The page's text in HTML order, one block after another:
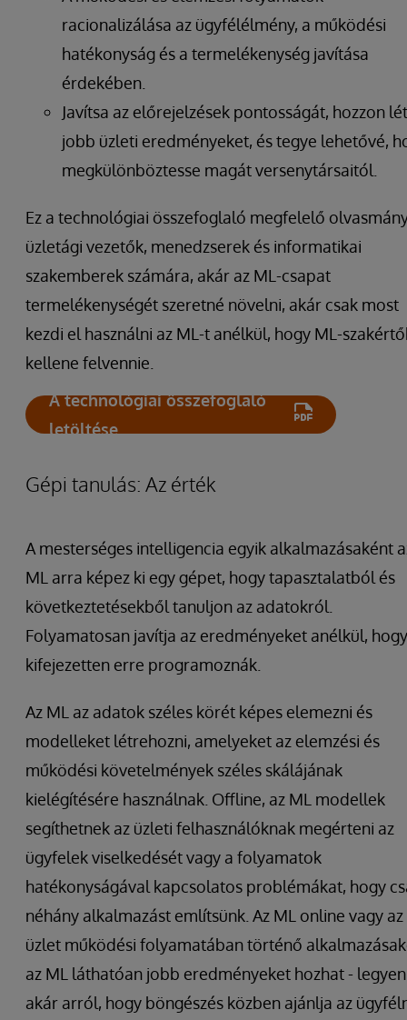
racionalizálása az ügyfélélmény, a működési
hatékonyság és a termelékenység javítása
érdekében.
Javítsa az előrejelzések pontosságát, hozzon
jobb üzleti eredményeket, és tegye lehetővé,
megkülönböztesse magát versenytársaitól.
Ez a technológiai összefoglaló megfelelő
üzletági vezetők, menedzserek és informatikai
szakemberek számára, akár az ML-csapat
termelékenységét szeretné növelni, akár csak most
kezdi el használni az ML-t anélkül, hogy ML-
kellene felvennie.
A technológiai összefoglaló
letöltése
Gépi tanulás: Az érték
A mesterséges intelligencia egyik alkalmazásaként
ML arra képez ki egy gépet, hogy tapasztalatból és
következtetésekből tanuljon az adatokról.
Folyamatosan javítja az eredményeket anélkül, hogy
kifejezetten erre programoznák.
Az ML az adatok széles körét képes elemezni és
modelleket létrehozni, amelyeket az elemzési és
működési követelmények széles skálájának
kielégítésére használnak. Offline, az ML modellek
segíthetnek az üzleti felhasználóknak megérteni az
ügyfelek viselkedését vagy a folyamatok
hatékonyságával kapcsolatos problémákat, hogy
néhány alkalmazást említsünk. Az ML online vagy az
üzlet működési folyamatában történő
az ML láthatóan jobb eredményeket hozhat -
akár arról, hogy böngészés közben ajánlja az